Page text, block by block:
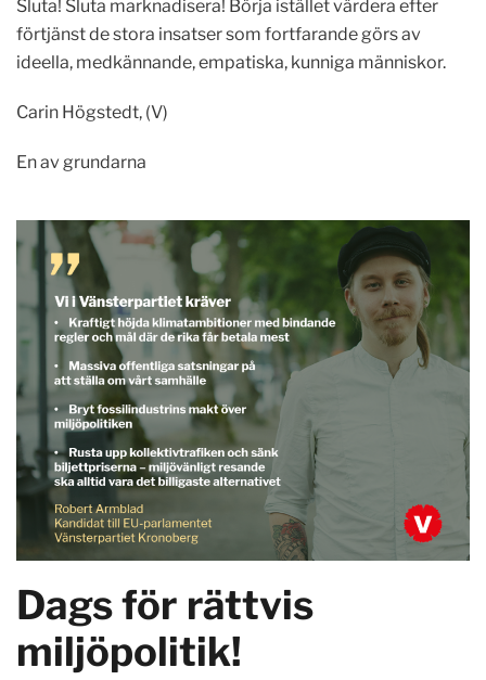
Sluta! Sluta marknadisera! Börja istället värdera efter
förtjänst de stora insatser som fortfarande görs av
ideella, medkännande, empatiska, kunniga människor.
Carin Högstedt, (V)
En av grundarna
Dags för rättvis
miljöpolitik!